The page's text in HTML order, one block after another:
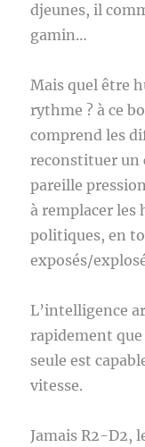
djeunes, il
gamin…
Mais quel être
rythme ? à ce
comprend les
reconstituer un
pareille
à remplacer les
politiques, en
exposés/
L’intelligence
rapidement
seule est
vitesse.
Jamais R2-D2,